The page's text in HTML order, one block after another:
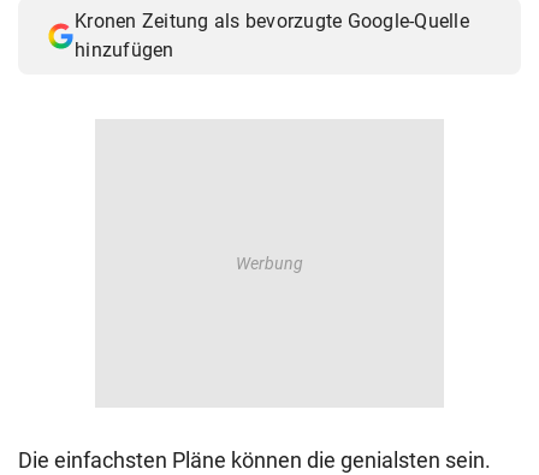
Kronen Zeitung als bevorzugte Google-Quelle
hinzufügen
Die einfachsten Pläne können die genialsten sein.